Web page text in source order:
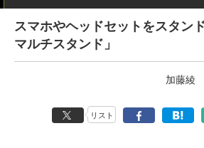
スマホやヘッドセットをスタン
マルチスタンド」
加藤綾
リスト